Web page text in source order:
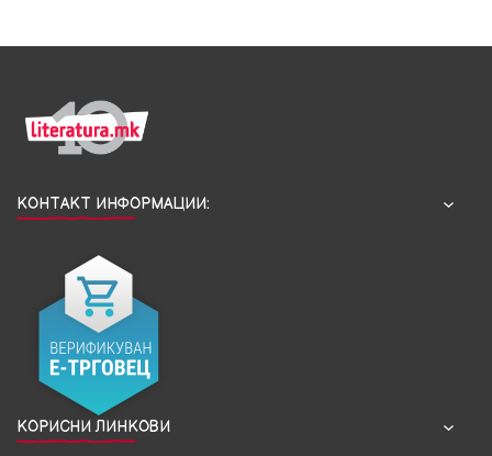
КОНТАКТ ИНФОРМАЦИИ:
КОРИСНИ ЛИНКОВИ